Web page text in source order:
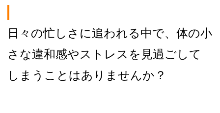
日々の忙しさに追われる中で、体の小
さな違和感やストレスを見過ごして
しまうことはありませんか？